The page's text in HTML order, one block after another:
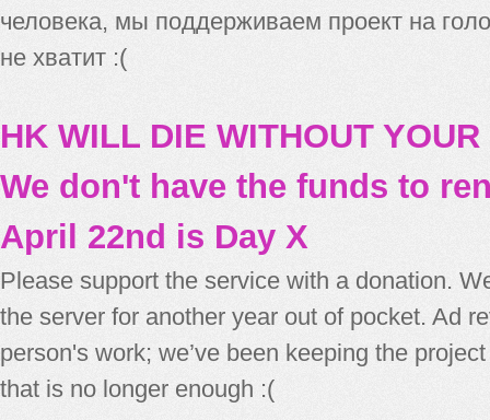
человека, мы поддерживаем проект на
не хватит :(
HK WILL DIE WITHOUT
We don't have the funds to
April 22nd is Day X
Please support the service with a donation.
the server for another year out of pocket. Ad
person's work; we’ve been keeping the
that is no longer enough :(